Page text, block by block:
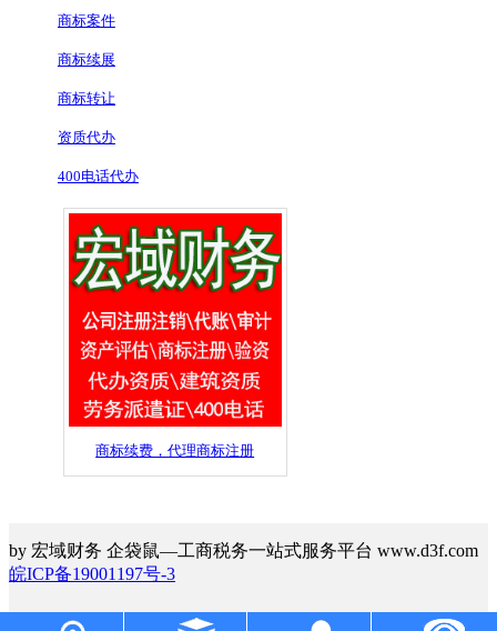
商标案件
商标续展
商标转让
资质代办
400电话代办
商标续费，代理商标注册
by 宏域财务 企袋鼠—工商税务一站式服务平台 www.d3f.com
皖ICP备19001197号-3